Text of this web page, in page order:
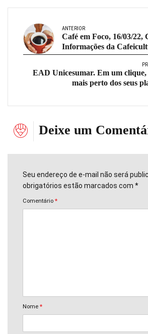
ANTERIOR
Café em Foco, 16/03/22,
Informações da
EAD Unicesumar. Em um clique,
mais perto dos seus
Deixe um
Seu endereço de e-mail não será
obrigatórios estão marcados com *
Comentário *
Nome *